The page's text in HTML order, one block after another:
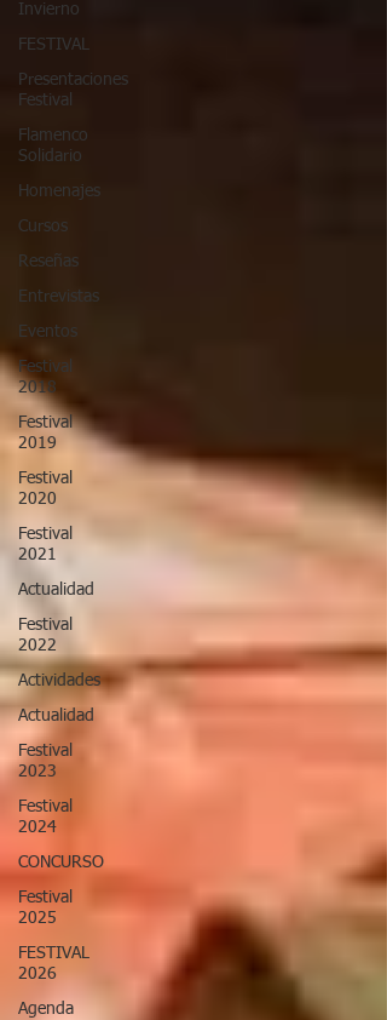
Invierno
FESTIVAL
Presentaciones
Festival
Flamenco
Solidario
Homenajes
Cursos
Reseñas
Entrevistas
Eventos
Festival
2018
Festival
2019
Festival
2020
Festival
2021
Actualidad
Festival
2022
Actividades
Actualidad
Festival
2023
Festival
2024
CONCURSO
Festival
2025
FESTIVAL
2026
Agenda